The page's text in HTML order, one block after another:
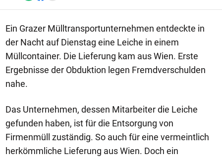
Ein Grazer Mülltransportunternehmen entdeckte in
der Nacht auf Dienstag eine Leiche in einem
Müllcontainer. Die Lieferung kam aus Wien. Erste
Ergebnisse der Obduktion legen Fremdverschulden
nahe.
Das Unternehmen, dessen Mitarbeiter die Leiche
gefunden haben, ist für die Entsorgung von
Firmenmüll zuständig. So auch für eine vermeintlich
herkömmliche Lieferung aus Wien. Doch ein